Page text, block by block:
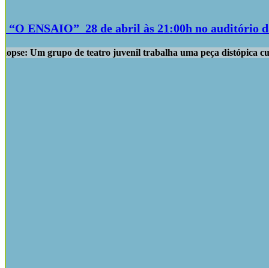
“O ENSAIO” 28 de abril às 21:00h no auditório
Um grupo de teatro juvenil trabalha uma peça distópica